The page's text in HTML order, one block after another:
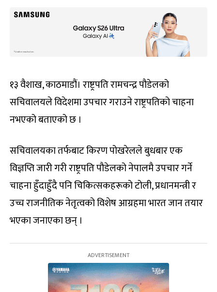
१३ वैशाख, काठमाडौं। राष्ट्रपति रामचन्द्र पौडेलको
सचिवालयले विदेशमा उपचार गराउने राष्ट्रपतिको चाहना
नभएको बताएको छ ।
सचिवालयका तर्फबाट किरण पोखरेलले बुधबार एक
विज्ञप्ति जारी गरी राष्ट्रपति पौडेलको नेपालमै उपचार गर्ने
चाहना हुँदाहुँदै पनि चिकित्सकहरूको टोली, प्रधानमन्त्री र
उच्च राजनीतिक नेतृत्वको विशेष आग्रहमा भारत जान तयार
भएका जनाएका छन् ।